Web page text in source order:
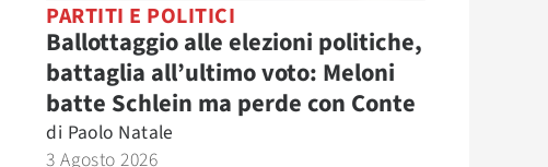
PARTITI E POLITICI
Ballottaggio alle elezioni politiche,
battaglia all’ultimo voto: Meloni
batte Schlein ma perde con Conte
di Paolo Natale
3 Agosto 2026